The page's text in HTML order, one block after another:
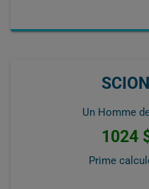
Un Homme
1024
Prime